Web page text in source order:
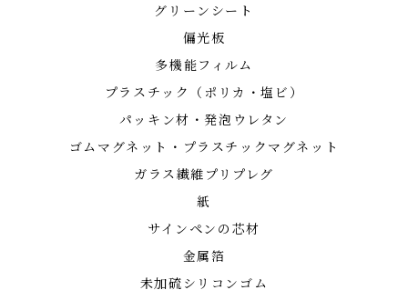
グリーンシート
偏光板
多機能フィルム
プラスチック（ポリカ・塩ビ）
パッキン材・発泡ウレタン
ゴムマグネット・プラスチックマグネット
ガラス繊維プリプレグ
紙
サインペンの芯材
金属箔
未加硫シリコンゴム